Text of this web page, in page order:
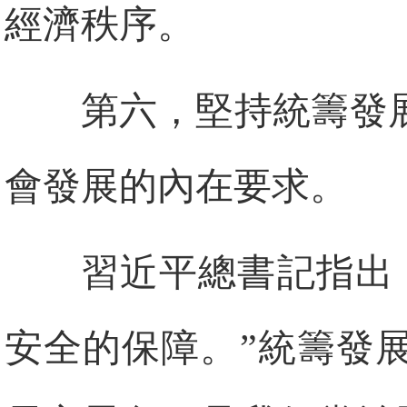
經濟秩序。
第六，堅持統籌發
會發展的內在要求。
習近平總書記指
安全的保障。”統籌發